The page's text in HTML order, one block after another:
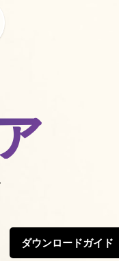
ダウンロードガイド